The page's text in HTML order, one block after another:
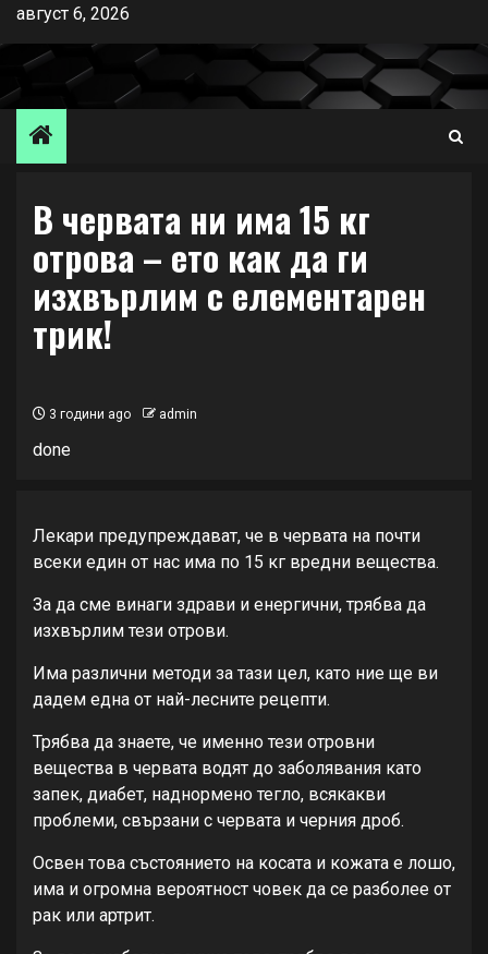
Skip
content
август 6, 2026
В червата ни има 15 кг
отрова – ето как да ги
изхвърлим с елементарен
трик!
3 години ago admin
done
Лекари предупреждават, че в червата на почти
всеки един от нас има по 15 кг вредни вещества.
За да сме винаги здрави и енергични, трябва да
изхвърлим тези отрови.
Има различни методи за тази цел, като ние ще ви
дадем една от най-лесните рецепти.
Трябва да знаете, че именно тези отровни
вещества в червата водят до заболявания като
запек, диабет, наднормено тегло, всякакви
проблеми, свързани с червата и черния дроб.
Освен това състоянието на косата и кожата е лошо,
има и огромна вероятност човек да се разболее от
рак или артрит.